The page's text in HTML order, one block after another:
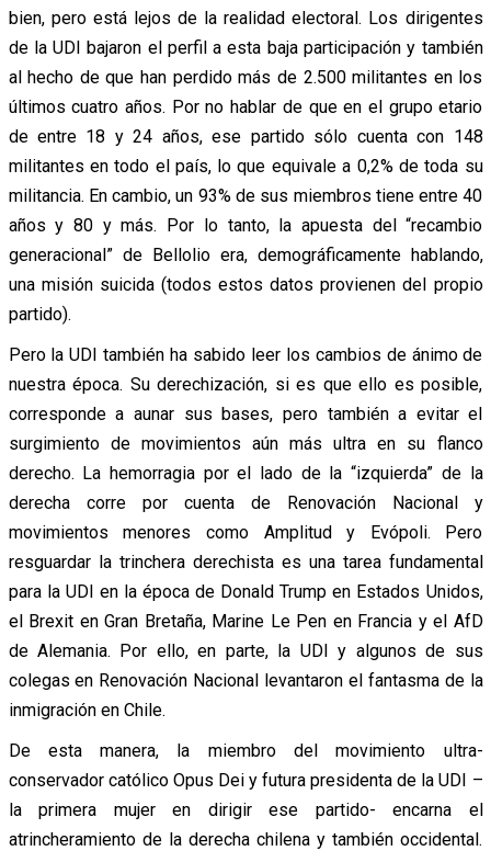
bien, pero está lejos de la realidad electoral. Los dirigentes
de la UDI bajaron el perfil a esta baja participación y también
al hecho de que han perdido más de 2.500 militantes en los
últimos cuatro años. Por no hablar de que en el grupo etario
de entre 18 y 24 años, ese partido sólo cuenta con 148
militantes en todo el país, lo que equivale a 0,2% de toda su
militancia. En cambio, un 93% de sus miembros tiene entre 40
años y 80 y más. Por lo tanto, la apuesta del “recambio
generacional” de Bellolio era, demográficamente hablando,
una misión suicida (todos estos datos provienen del propio
partido).
Pero la UDI también ha sabido leer los cambios de ánimo de
nuestra época. Su derechización, si es que ello es posible,
corresponde a aunar sus bases, pero también a evitar el
surgimiento de movimientos aún más ultra en su flanco
derecho. La hemorragia por el lado de la “izquierda” de la
derecha corre por cuenta de Renovación Nacional y
movimientos menores como Amplitud y Evópoli. Pero
resguardar la trinchera derechista es una tarea fundamental
para la UDI en la época de Donald Trump en Estados Unidos,
el Brexit en Gran Bretaña, Marine Le Pen en Francia y el AfD
de Alemania. Por ello, en parte, la UDI y algunos de sus
colegas en Renovación Nacional levantaron el fantasma de la
inmigración en Chile.
De esta manera, la miembro del movimiento ultra-
conservador católico Opus Dei y futura presidenta de la UDI –
la primera mujer en dirigir ese partido- encarna el
atrincheramiento de la derecha chilena y también occidental.